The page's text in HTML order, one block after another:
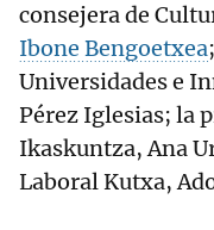
consejera de
Ibone Bengoetxea
Universidades e
Pérez Iglesias; la
Ikaskuntza, Ana
Laboral Kutxa,